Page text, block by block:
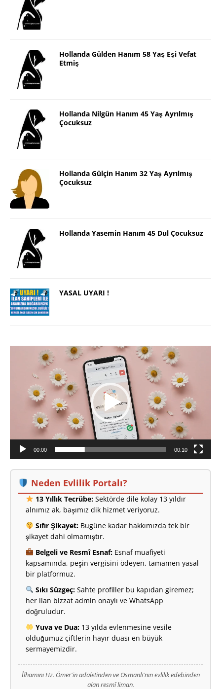
Hollanda Gülden Hanım 58 Yaş Eşi Vefat
Etmiş
Hollanda Nilgün Hanım 45 Yaş Ayrılmış
Çocuksuz
Hollanda Gülçin Hanım 32 Yaş Ayrılmış
Çocuksuz
Hollanda Yasemin Hanım 45 Dul Çocuksuz
YASAL UYARI !
00:00 00:10
Neden Evlilik Portalı?
13 Yıllık Tecrübe:Sektörde dile kolay 13 yıldır
alnımız ak, başımız dik hizmet veriyoruz.
Sıfır Şikayet:Bugüne kadar hakkımızda tek bir
şikayet dahi olmamıştır.
Belgeli ve Resmî Esnaf:Esnaf muafiyeti
kapsamında, peşin vergisini ödeyen, tamamen yasal
bir platformuz.
Sıkı Süzgeç:Sahte profiller bu kapıdan giremez;
her ilan bizzat admin onaylı ve WhatsApp
doğruludur.
Yuva ve Dua:13 yılda evlenmesine vesile
olduğumuz çiftlerin hayır duası en büyük
sermayemizdir.
İlhamını Hz. Ömer'in adaletinden ve Osmanlı'nın evlilik edebinden
alan resmî liman.